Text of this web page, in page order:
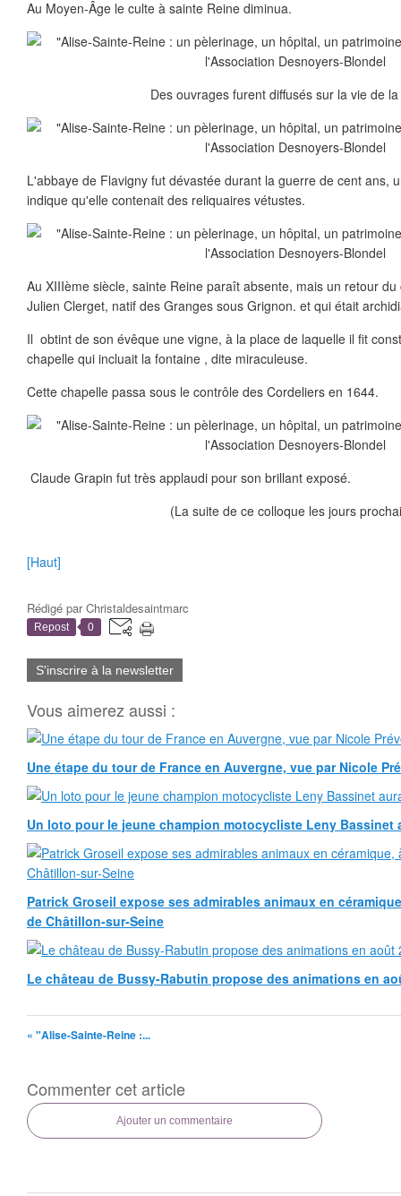
Au Moyen-Âge le culte à sainte Reine diminua.
Des ouvrages furent diffusés sur la vie de
L'abbaye de Flavigny fut dévastée durant la guerre de cent ans,
indique qu'elle contenait des reliquaires vétustes.
Au XIIIème siècle, sainte Reine paraît absente, mais un retour
Julien Clerget, natif des Granges sous Grignon. et qui était
Il obtint de son évêque une vigne, à la place de laquelle il fit
chapelle qui incluait la fontaine , dite miraculeuse.
Cette chapelle passa sous le contrôle des Cordeliers en 1644.
Claude Grapin fut très applaudi pour son brillant exposé.
(La suite de ce colloque les jours
[Haut]
Rédigé parChristaldesaintmarc
Repost 0
S'inscrire à la newsletter
Vous aimerez aussi :
Une étape du tour de France en Auvergne, vue par Nicole
Un loto pour le jeune champion motocycliste Leny Bassinet
Patrick Groseil expose ses admirables animaux en
de Châtillon-sur-Seine
Le château de Bussy-Rabutin propose des animations en
« "Alise-Sainte-Reine :...
Commenter cet article
Ajouter un commentaire